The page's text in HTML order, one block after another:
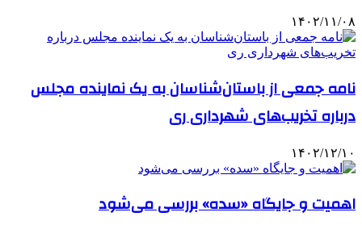
۱۴۰۲/۱۱/۰۸
نامه جمعی از باستان‌شناسان به یک نماینده مجلس
درباره تخریب‌های شهرداری ری
۱۴۰۲/۱۲/۱۰
اهمیت و جایگاه «سده» بررسی می‌شود